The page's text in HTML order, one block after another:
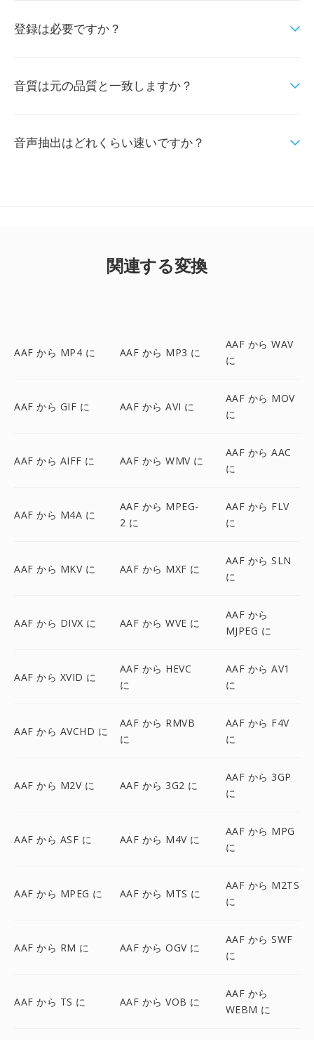
登録は必要ですか？
音質は元の品質と一致しますか？
音声抽出はどれくらい速いですか？
関連する変換
AAF から MP4 に AAF から MP3 に
AAF から WAV
に
AAF から GIF に AAF から AVI に
AAF から MOV
に
AAF から AIFF に AAF から WMV に
AAF から AAC
に
AAF から M4A に
AAF から MPEG-
2 に
AAF から FLV
に
AAF から MKV に AAF から MXF に
AAF から SLN
に
AAF から DIVX に AAF から WVE に
AAF から
MJPEG に
AAF から XVID に
AAF から HEVC
に
AAF から AV1
に
AAF から AVCHD に
AAF から RMVB
に
AAF から F4V
に
AAF から M2V に AAF から 3G2 に
AAF から 3GP
に
AAF から ASF に AAF から M4V に
AAF から MPG
に
AAF から MPEG に AAF から MTS に
AAF から M2TS
に
AAF から RM に AAF から OGV に
AAF から SWF
に
AAF から TS に AAF から VOB に
AAF から
WEBM に